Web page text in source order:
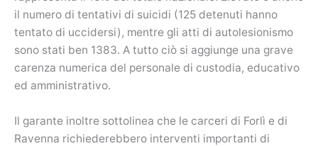
il numero di tentativi di suicidi (125 detenuti hanno
tentato di uccidersi), mentre gli atti di autolesionismo
sono stati ben 1383. A tutto ciò si aggiunge una grave
carenza numerica del personale di custodia, educativo
ed amministrativo.
Il garante inoltre sottolinea che le carceri di Forlì e di
Ravenna richiederebbero interventi importanti di